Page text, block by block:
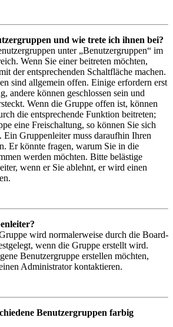
und wie trete ich ihnen bei?
unter „Benutzergruppen“ im
Wenn Sie einer beitreten möchten,
der entsprechenden Schaltfläche machen.
sind allgemein offen. Einige erfordern erst
andere können geschlossen sein und
Wenn die Gruppe offen ist, können
die entsprechende Funktion beitreten;
eine Freischaltung, so können Sie sich
Ein Gruppenleiter muss daraufhin Ihren
Er könnte fragen, warum Sie in die
werden möchten. Bitte belästige
wenn er Sie ablehnt, er wird einen
wird normalerweise durch die Board-
wenn die Gruppe erstellt wird.
Benutzergruppe erstellen möchten,
Administrator kontaktieren.
Benutzergruppen farbig